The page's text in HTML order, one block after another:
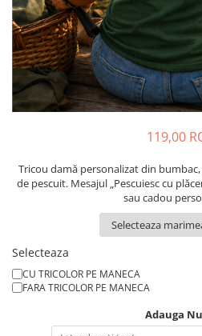
Body bebelusi personalizate
Perne personalizate
Plusuri personalizate
Agende personalizate
Etichete pentru sticla de vin
Cadouri Personalizate Unice
Cadouri pentru Doctori
Cadouri Pensionare
Cadouri Profesori
119,00
Tricou damă personalizat din
de pescuit. Mesajul „Pescuiesc cu
sau cadou
Selecteaza
CU TRICOLOR PE MANECA
FARA TRICOLOR PE MANECA
Adauga